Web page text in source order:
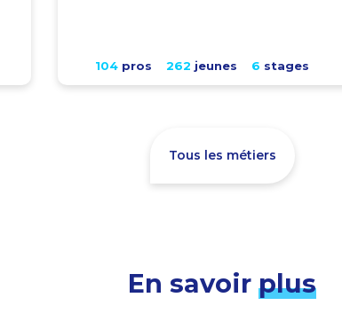
104pros 262 jeunes 6 stages
Tous les métiers
En savoir plus